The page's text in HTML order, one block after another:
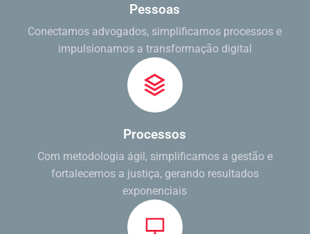
Pessoas
Conectamos advogados, simplificamos processos e
impulsionamos a transformação digital
Processos
Com metodologia ágil, simplificamos a gestão e
fortalecemos a justiça, gerando resultados
exponenciais